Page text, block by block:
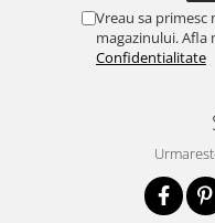
Vreau sa
magazinului. Afla
Confidentialitate